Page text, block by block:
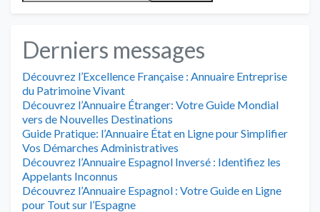
Derniers messages
Découvrez l’Excellence Française : Annuaire Entreprise
du Patrimoine Vivant
Découvrez l’Annuaire Étranger: Votre Guide Mondial
vers de Nouvelles Destinations
Guide Pratique: l’Annuaire État en Ligne pour Simplifier
Vos Démarches Administratives
Découvrez l’Annuaire Espagnol Inversé : Identifiez les
Appelants Inconnus
Découvrez l’Annuaire Espagnol : Votre Guide en Ligne
pour Tout sur l’Espagne